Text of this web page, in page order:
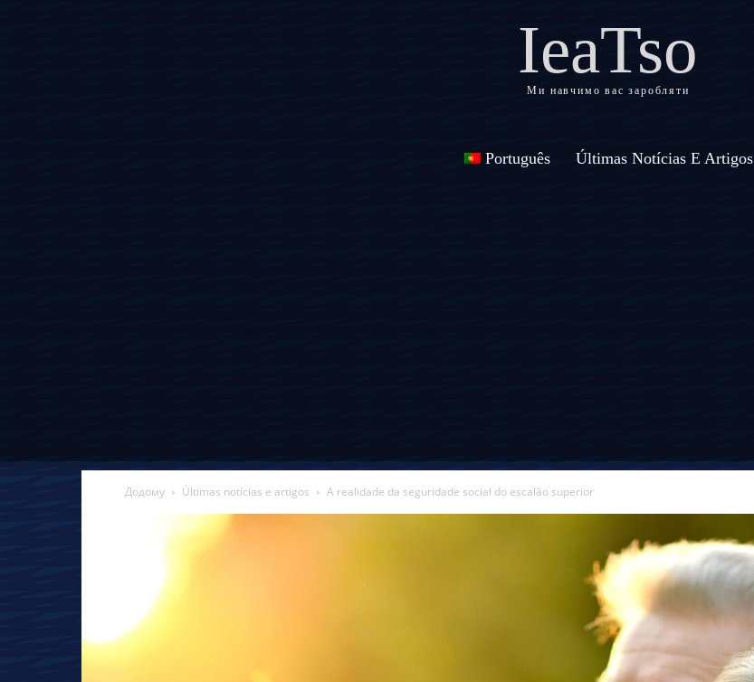
IeaTso
Ми навчимо вас заробляти
Português Últimas Notícias E Artigos
Додому Últimas notícias e artigos A realidade da seguridade social do escalão superior